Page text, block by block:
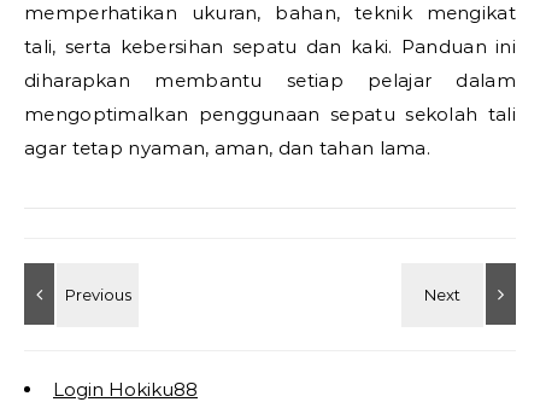
memperhatikan ukuran, bahan, teknik mengikat
tali, serta kebersihan sepatu dan kaki. Panduan ini
diharapkan membantu setiap pelajar dalam
mengoptimalkan penggunaan sepatu sekolah tali
agar tetap nyaman, aman, dan tahan lama.
Login Hokiku88